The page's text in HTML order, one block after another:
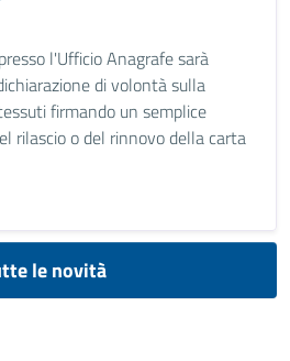
l'Ufficio Anagrafe sarà
di volontà sulla
firmando un semplice
rilascio o del rinnovo della carta
le novità